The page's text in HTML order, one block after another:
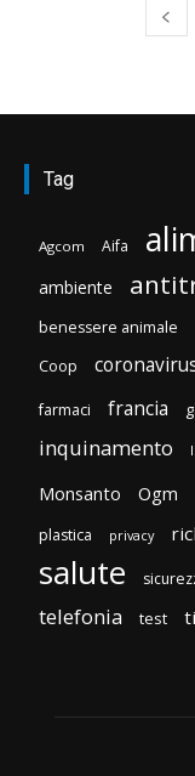
Tag
Agcom Aifa
ambiente
benessere animale
Coop
farmaci francia
inquinamento
Monsanto Ogm
plastica privacy
salute
telefonia test